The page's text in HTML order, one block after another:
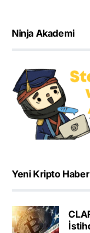
Ninja Akademi
Yeni Kripto